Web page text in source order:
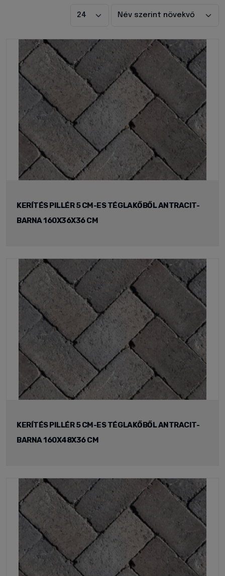
KERÍTÉS PILLÉR 5 CM-ES TÉGLAKŐBŐL ANTRACIT-
BARNA 160X36X36 CM
KERÍTÉS PILLÉR 5 CM-ES TÉGLAKŐBŐL ANTRACIT-
BARNA 160X48X36 CM